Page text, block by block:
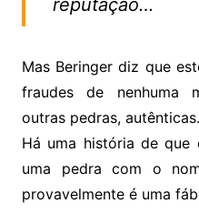
Mas Beringer diz que
fraudes de nenhuma
outras pedras, autênticas.
Há uma história de que
uma pedra com o
provavelmente é uma